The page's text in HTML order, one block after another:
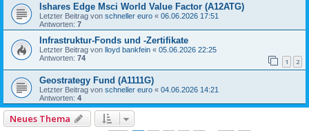
Ishares Edge Msci World Value Factor (A12ATG)
Letzter Beitrag von schneller euro « 06.06.2026 17:51
Antworten: 7
Infrastruktur-Fonds und -Zertifikate
Letzter Beitrag von lloyd bankfein « 05.06.2026 22:25
Antworten: 74 1 2
Geostrategy Fund (A1111G)
Letzter Beitrag von schneller euro « 04.06.2026 14:21
Antworten: 4
Neues Thema